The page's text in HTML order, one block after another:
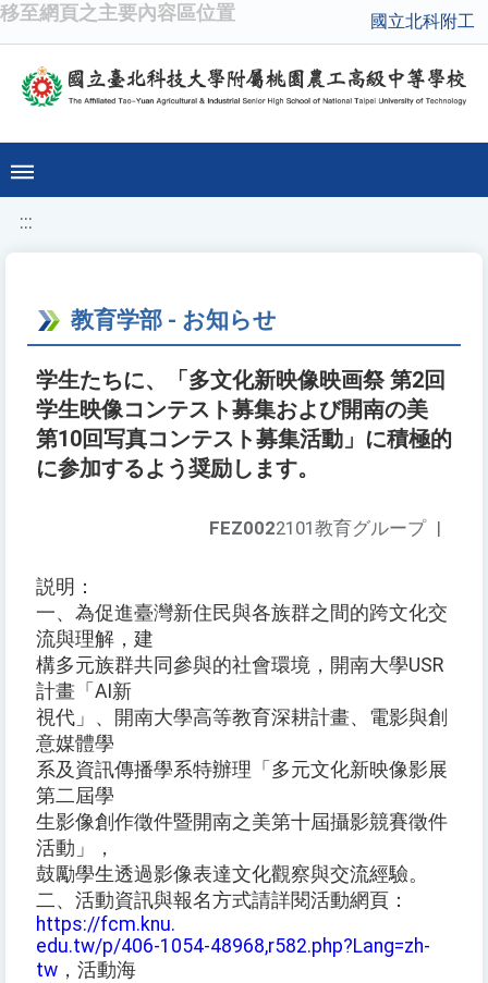
移至網頁之主要內容區位置 國立北科附工
:::
教育学部 - お知らせ
学生たちに、「多文化新映像映画祭 第2回
学生映像コンテスト募集および開南の美
第10回写真コンテスト募集活動」に積極的
に参加するよう奨励します。
FEZ0022101教育グループ |
説明：
一、為促進臺灣新住民與各族群之間的跨文化交
流與理解，建
構多元族群共同參與的社會環境，開南大學USR
計畫「AI新
視代」、開南大學高等教育深耕計畫、電影與創
意媒體學
系及資訊傳播學系特辦理「多元文化新映像影展
第二屆學
生影像創作徵件暨開南之美第十屆攝影競賽徵件
活動」，
鼓勵學生透過影像表達文化觀察與交流經驗。
二、活動資訊與報名方式請詳閱活動網頁：
https://fcm.knu.
edu.tw/p/406-1054-48968,r582.php?Lang=zh-
tw ，活動海